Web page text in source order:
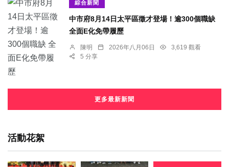
綜合新聞
中市府8月14日太平區徵才登場！逾300個職缺
全面E化免帶履歷
陳明 2026年八月06日
3,619 觀看
5 分享
更多最新新聞
活動花絮